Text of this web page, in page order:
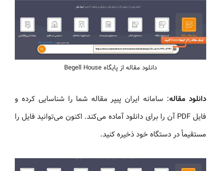
دانلود مقاله از پایگاه Begell House
دانلود مقاله: سامانه ایران پیپر مقاله شما را شناسایی کرده و
فایل PDF آن را برای دانلود آماده می‌کند. اکنون می‌توانید فایل را
مستقیماً در دستگاه خود ذخیره کنید.